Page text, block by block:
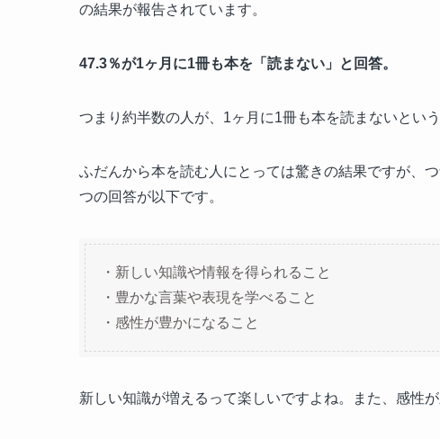
の結果が報告されています。
47.3％が1ヶ月に1冊も本を「読まない」と回答。
つまり約半数の人が、1ヶ月に1冊も本を読まないとい
ふだんから本を読む人にとっては驚きの結果ですが、
つの回答が以下です。
・新しい知識や情報を得られること
・豊かな言葉や表現を学べること
・感性が豊かになること
新しい知識が増えるって楽しいですよね。また、感性